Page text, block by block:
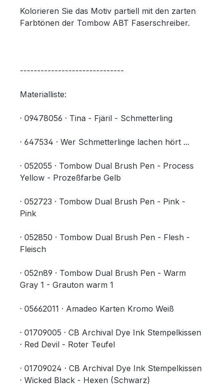
Kolorieren Sie das Motiv partiell mit den zarten
Farbtönen der Tombow ABT Faserschreiber.
------------------------------
Materialliste:
· 09478056 · Tina - Fjäril - Schmetterling
· 647534 · Wer Schmetterlinge lachen hört ...
· 052055 · Tombow Dual Brush Pen - Process
Yellow - Prozeßfarbe Gelb
· 052723 · Tombow Dual Brush Pen - Pink -
Pink
· 052850 · Tombow Dual Brush Pen - Flesh -
Fleisch
· 052n89 · Tombow Dual Brush Pen - Warm
Gray 1 - Grauton warm 1
· 05662011 · Amadeo Karten Kromo Weiß
· 01709005 · CB Archival Dye Ink Stempelkissen
· Red Devil - Roter Teufel
· 01709024 · CB Archival Dye Ink Stempelkissen
· Wicked Black - Hexen (Schwarz)